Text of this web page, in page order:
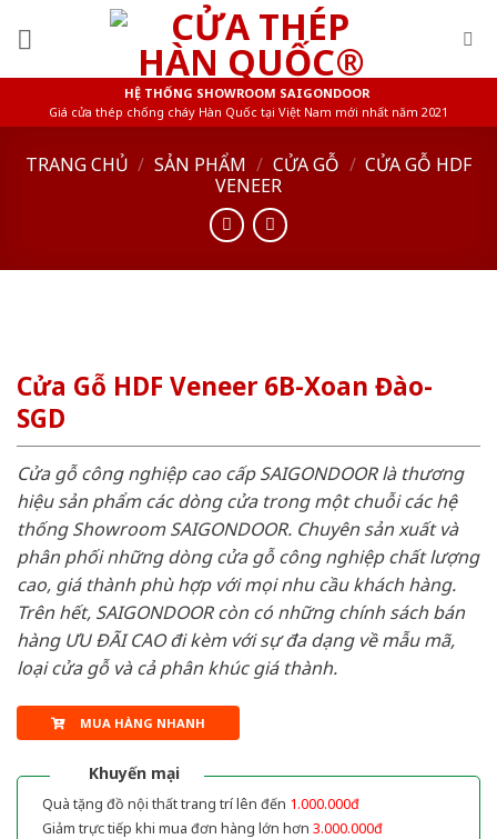
HỆ THỐNG SHOWROOM SAIGONDOOR
Giá cửa thép chống cháy Hàn Quốc tại Việt Nam mới nhất năm 2021
TRANG CHỦ / SẢN PHẨM / CỬA GỖ / CỬA GỖ HDF
VENEER
Cửa Gỗ HDF Veneer 6B-Xoan Đào-
SGD
Cửa gỗ công nghiệp cao cấp SAIGONDOOR là thương
hiệu sản phẩm các dòng cửa trong một chuỗi các hệ
thống Showroom SAIGONDOOR. Chuyên sản xuất và
phân phối những dòng cửa gỗ công nghiệp chất lượng
cao, giá thành phù hợp với mọi nhu cầu khách hàng.
Trên hết, SAIGONDOOR còn có những chính sách bán
hàng ƯU ĐÃI CAO đi kèm với sự đa dạng về mẫu mã,
loại cửa gỗ và cả phân khúc giá thành.
MUA HÀNG NHANH
Khuyến mại
Quà tặng đồ nội thất trang trí lên đến 1.000.000đ
Giảm trực tiếp khi mua đơn hàng lớn hơn 3.000.000đ